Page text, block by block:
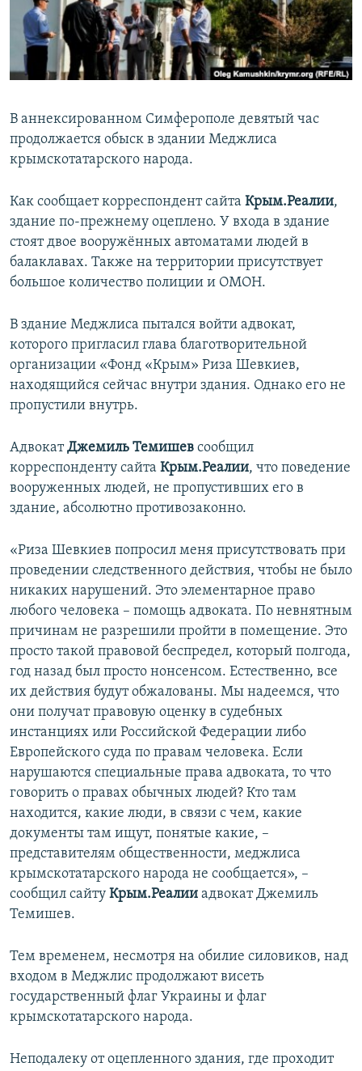
ПОБЕДИТЕЛЕЙ НЕ СУДЯТ?
КРЫМ.НЕПОКОРЕННЫЙ
ELIFBE
ПРИСОЕДИНЯЙТЕСЬ!
Все сайты RFE/RL
В аннексированном Симферополе девятый час
продолжается обыск в здании Меджлиса
крымскотатарского народа.
Как сообщает корреспондент сайта Крым.Реалии,
здание по-прежнему оцеплено. У входа в здание
стоят двое вооружённых автоматами людей в
балаклавах. Также на территории присутствует
большое количество полиции и ОМОН.
В здание Меджлиса пытался войти адвокат,
которого пригласил глава благотворительной
организации «Фонд «Крым» Риза Шевкиев,
находящийся сейчас внутри здания. Однако его не
пропустили внутрь.
АдвокатДжемиль Темишев сообщил
корреспонденту сайта Крым.Реалии, что поведение
вооруженных людей, не пропустивших его в
здание, абсолютно противозаконно.
«Риза Шевкиев попросил меня присутствовать при
проведении следственного действия, чтобы не было
никаких нарушений. Это элементарное право
любого человека – помощь адвоката. По невнятным
причинам не разрешили пройти в помещение. Это
просто такой правовой беспредел, который полгода,
год назад был просто нонсенсом. Естественно, все
их действия будут обжалованы. Мы надеемся, что
они получат правовую оценку в судебных
инстанциях или Российской Федерации либо
Европейского суда по правам человека. Если
нарушаются специальные права адвоката, то что
говорить о правах обычных людей? Кто там
находится, какие люди, в связи с чем, какие
документы там ищут, понятые какие, –
представителям общественности, меджлиса
крымскотатарского народа не сообщается», –
сообщил сайту Крым.Реалии адвокат Джемиль
Темишев.
Тем временем, несмотря на обилие силовиков, над
входом в Меджлис продолжают висеть
государственный флаг Украины и флаг
крымскотатарского народа.
Неподалеку от оцепленного здания, где проходит